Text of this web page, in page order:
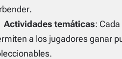
.
Actividades temáticas:
a los jugadores ganar